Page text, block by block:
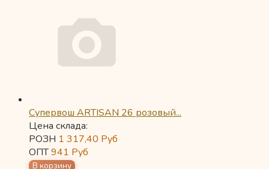
Супервош ARTISAN 26 розовый...
Цена склада:
РОЗН 1 317,40 Руб
ОПТ941 Руб